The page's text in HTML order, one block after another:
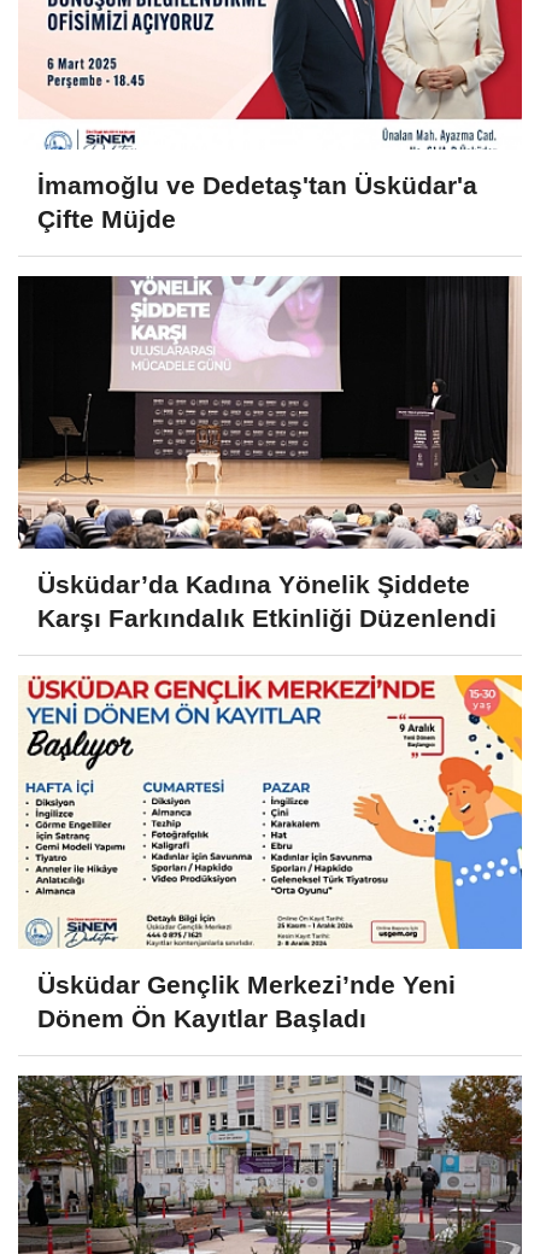
İmamoğlu ve Dedetaş'tan Üsküdar'a
Çifte Müjde
Üsküdar’da Kadına Yönelik Şiddete
Karşı Farkındalık Etkinliği Düzenlendi
Üsküdar Gençlik Merkezi’nde Yeni
Dönem Ön Kayıtlar Başladı